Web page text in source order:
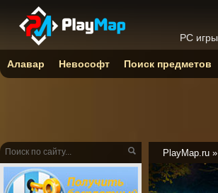
PlayMap.ru »
PC игры
Алавар Невософт Поиск предметов